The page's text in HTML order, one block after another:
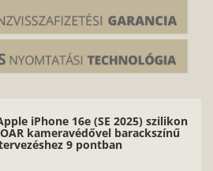
iPhone 16e (SE 2025) szilikon
kameravédővel barackszínű
9 pontban